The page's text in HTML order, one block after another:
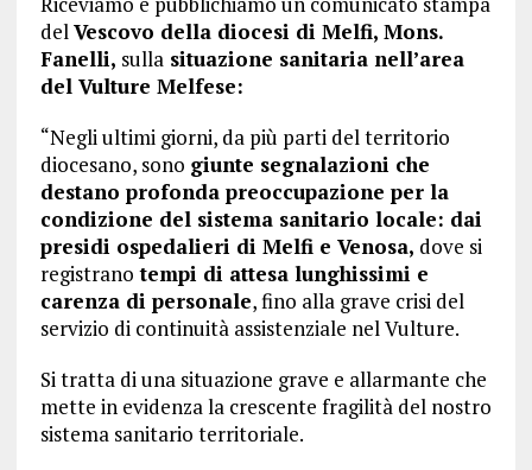
delVescovo della diocesi di Melfi, Mons.
Fanelli, sullasituazione sanitaria nell’area
del Vulture Melfese:
“Negli ultimi giorni, da più parti del territorio
diocesano, sono giunte segnalazioni che
destano profonda preoccupazione per la
condizione del sistema sanitario locale: dai
presidi ospedalieri di Melfi e Venosa, dove si
registrano tempi di attesa lunghissimi e
carenza di personale, fino alla grave crisi del
servizio di continuità assistenziale nel Vulture.
Si tratta di una situazione grave e allarmante che
mette in evidenza la crescente fragilità del nostro
sistema sanitario territoriale.